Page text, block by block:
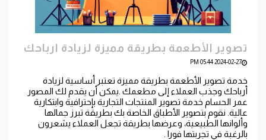
تصوير الأطعمة بطريقة مميزة لزيادة ارباحك
2024-02-27 05:44 PM
خدمة تصوير الأطعمة بطريقة مميزة تعتبر أساسية لزيادة
أرباحك وجذب العملاء إلى مطعمك .يمكن أن يقدم لك المصور
عمر الحسام خدمة تصوير المنتجات التجارية بإحترافية وابتكارية
عالية. نقوم بتصوير الأطباق الخاصة بك بطريقة تبرز جمالها
وألوانها الطبيعية، وعرضها بطريقة تجعل العملاء يشعرون
بالرغبة في تجربتها فورا .